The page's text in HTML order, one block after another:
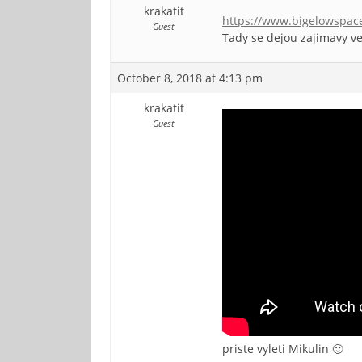
krakatit
Guest
https://
Tady se dejou zajimavy
October 8, 2018 at 4:13 pm
krakatit
Guest
priste vyleti Mikulin 🙂